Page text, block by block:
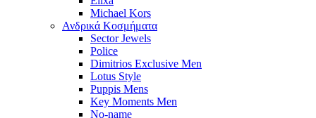
Michael Kors
Ανδρικά Κοσμήματα
Sector Jewels
Police
Dimitrios Exclusive Men
Lotus Style
Puppis Mens
Key Moments Men
No-name